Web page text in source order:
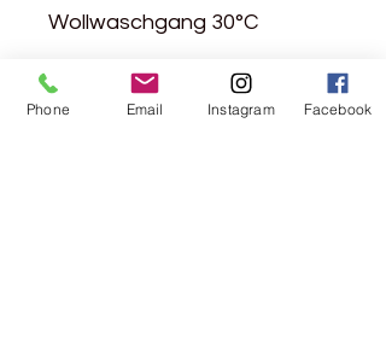
Wollwaschgang 30°C
Phone Email Instagram Facebook